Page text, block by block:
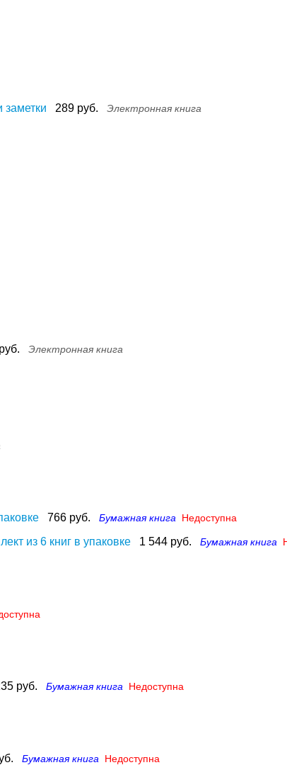
289 руб. Электронная книга
Электронная книга
766 руб. Бумажная книга Недоступна
из 6 книг в упаковке 1 544 руб. Бумажная книга
руб. Бумажная книга Недоступна
Бумажная книга Недоступна